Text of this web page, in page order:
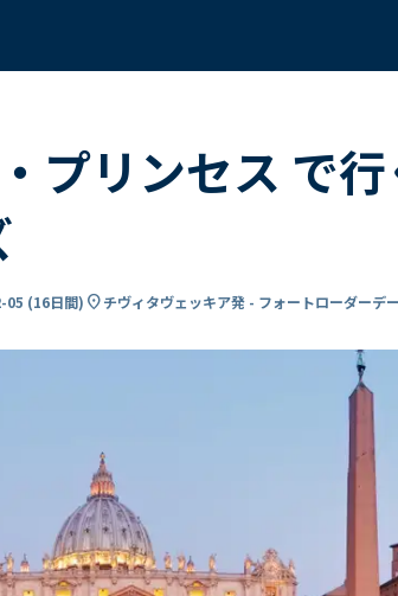
プリンセス で
05 (16日間) location_onチヴィタヴェッキア発 - フォートローダーデ